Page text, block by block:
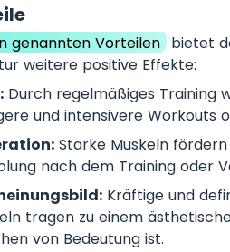
genannten Vorteilen bietet
weitere positive Effekte:
Durch regelmäßiges Training
und intensivere Workouts
Starke Muskeln
nach dem Training oder
Kräftige und
tragen zu einem
von Bedeutung ist.